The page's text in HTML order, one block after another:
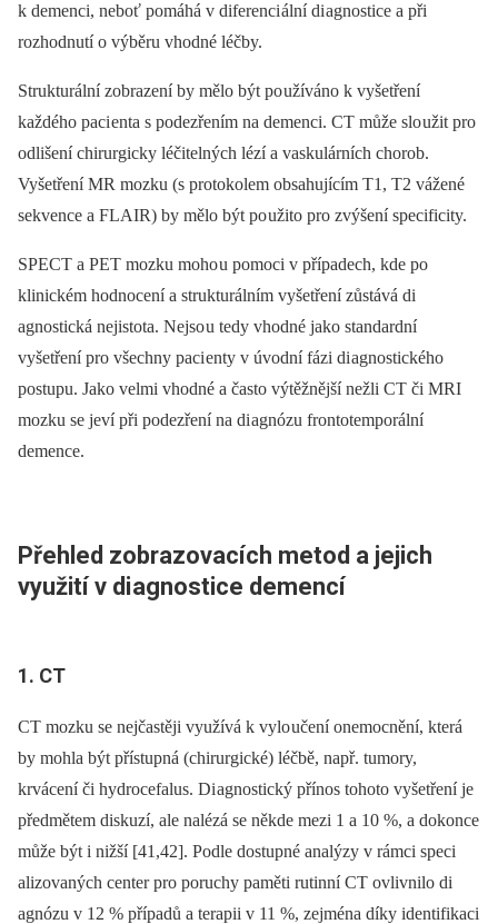
k demenci, neboť pomáhá v diferenci ální di agnostice a při
rozhodnutí o výběru vhodné léčby.
Strukturální zobrazení by mělo být po užíváno k vyšetření
každého paci enta s podezřením na demenci. CT může slo užit pro
odlišení chirurgicky léčitelných lézí a vaskulárních chorob.
Vyšetření MR mozku (s protokolem obsahujícím T1, T2 vážené
sekvence a FLAIR) by mělo být po užito pro zvýšení specificity.
SPECT a PET mozku moho u pomoci v případech, kde po
klinickém hodnocení a strukturálním vyšetření zůstává di
agnostická nejistota. Nejso u tedy vhodné jako standardní
vyšetření pro všechny paci enty v úvodní fázi di agnostického
postupu. Jako velmi vhodné a často výtěžnější nežli CT či MRI
mozku se jeví při podezření na di agnózu frontotemporální
demence.
Přehled zobrazovacích metod a jejich
využití v diagnostice demencí
1. CT
CT mozku se nejčastěji využívá k vylo učení onemocnění, která
by mohla být přístupná (chirurgické) léčbě, např. tumory,
krvácení či hydrocefalus. Di agnostický přínos tohoto vyšetření je
předmětem diskuzí, ale nalézá se někde mezi 1 a 10 %, a dokonce
může být i nižší [41,42]. Podle dostupné analýzy v rámci speci
alizovaných center pro poruchy paměti rutinní CT ovlivnilo di
agnózu v 12 % případů a terapii v 11 %, zejména díky identifikaci